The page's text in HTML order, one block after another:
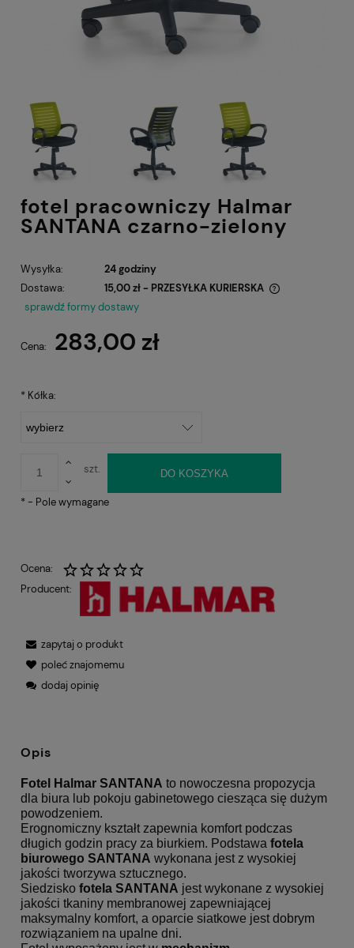
fotel pracowniczy Halmar
SANTANA czarno-zielony
Wysyłka:
24 godziny
Dostawa:
15,00 zł - PRZESYŁKA KURIERSKA
Cena nie zawiera ewentualnych kosztów płatności
sprawdź formy dostawy
Cena: 283,00 zł
* Kółka:
szt. DO KOSZYKA
*- Pole wymagane
Ocena:
Producent:
zapytaj o produkt
poleć znajomemu
dodaj opinię
Opis
Fotel Halmar SANTANA to nowoczesna propozycja
dla biura lub pokoju gabinetowego ciesząca się dużym
powodzeniem.
Erognomiczny kształt zapewnia komfort podczas
długich godzin pracy za biurkiem. Podstawa fotela
biurowego SANTANA wykonana jest z wysokiej
jakości tworzywa sztucznego.
Siedzisko fotela SANTANA jest wykonane z wysokiej
jakości tkaniny membranowej zapewniającej
maksymalny komfort, a oparcie siatkowe jest dobrym
rozwiązaniem na upalne dni.